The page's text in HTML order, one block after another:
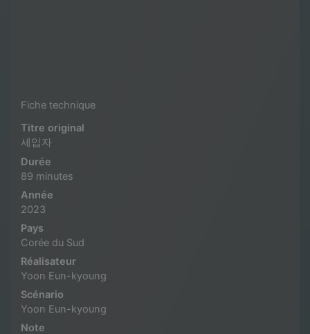
Fiche technique
Titre original
세입자
Durée
89 minutes
Année
2023
Pays
Corée du Sud
Réalisateur
Yoon Eun-kyoung
Scénario
Yoon Eun-kyoung
Note